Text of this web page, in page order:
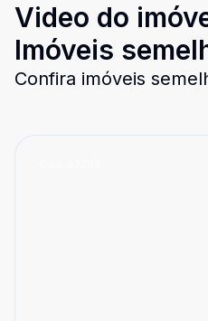
Video do
Imóveis
Confira imóveis